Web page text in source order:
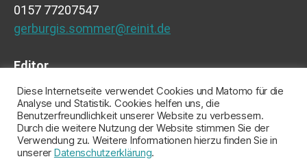
0157 77207547
gerburgis.sommer@reinit.de
Editor
Montevideo (Bottrop)
Ferdinand Fries
Diese Internetseite verwendet Cookies und Matomo für die
Analyse und Statistik. Cookies helfen uns, die
Benutzerfreundlichkeit unserer Website zu verbessern.
Durch die weitere Nutzung der Website stimmen Sie der
Verwendung zu. Weitere Informationen hierzu finden Sie in
unserer Datenschutzerklärung.